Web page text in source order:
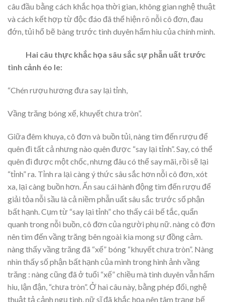
câu đầu bằng cách khắc họa thời gian, không gian nghệ thuật
và cách kết hợp từ độc đáo đã thể hiện rõ nỗi cô đơn, đau
đớn, tủi hổ bẽ bàng trước tình duyên hẩm hiu của chính mình.
Hai câu thực khắc họa sâu sắc sự phẫn uất trước
tình cảnh éo le:
“Chén rượu hương đưa say lại tỉnh,
Vầng trăng bóng xế, khuyết chưa tròn”.
Giữa đêm khuya, cô đơn và buồn tủi, nàng tìm đến rượu để
quên đi tất cả nhưng nào quên được “say lại tỉnh”. Say, có thể
quên đi được một chốc, nhưng đâu có thể say mãi, rồi sẽ lại
“tỉnh” ra. Tỉnh ra lại càng ý thức sâu sắc hơn nỗi cô đơn, xót
xa, lại càng buồn hơn. Ẩn sau cái hành động tìm đến rượu để
giải tỏa nỗi sầu là cả niềm phẫn uất sâu sắc trước số phận
bất hạnh. Cụm từ “say lại tỉnh” cho thấy cái bế tắc, quẩn
quanh trong nỗi buồn, cô đơn của người phụ nữ. nàng cô đơn
nên tìm đến vầng trăng bên ngoài kia mong sự đồng cảm.
nàng thấy vầng trăng đã “xế” bóng “khuyết chưa tròn”. Nàng
nhìn thấy số phận bất hạnh của mình trong hình ảnh vầng
trăng : nàng cũng đã ở tuổi “xế” chiều mà tình duyên vẫn hẩm
hiu, lận đận, “chưa tròn”. Ở hai câu này, bằng phép đối, nghệ
thuật tả cảnh ngụ tình, nữ sĩ đã khắc họa nên tâm trạng bế